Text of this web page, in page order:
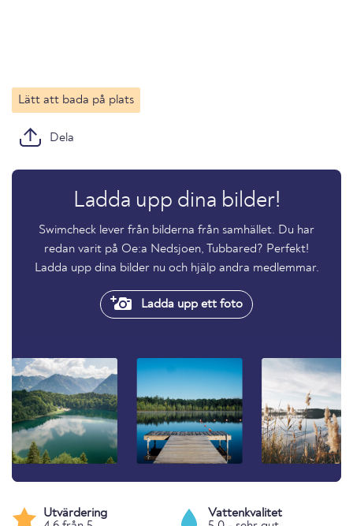
Lätt att bada på plats
Dela
Ladda upp dina bilder!
Swimcheck lever från bilderna från samhället. Du har
redan varit på Oe:a Nedsjoen, Tubbared? Perfekt!
Ladda upp dina bilder nu och hjälp andra medlemmar.
Ladda upp ett foto
Utvärdering
Vattenkvalitet